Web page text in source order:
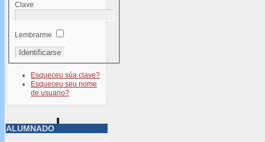
Clave
Lembrarme
Esqueceu súa clave?
Esqueceu seu nome
de usuario?
ALUMNADO